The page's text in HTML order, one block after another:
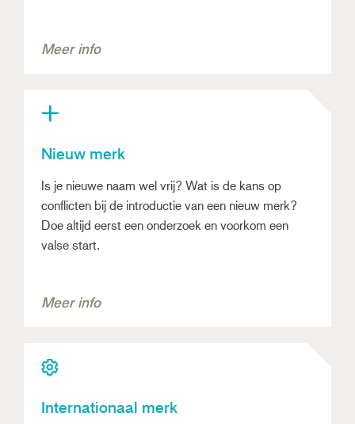
Meer info
Nieuw merk
Is je nieuwe naam wel vrij? Wat is de kans op
conflicten bij de introductie van een nieuw merk?
Doe altijd eerst een onderzoek en voorkom een
valse start.
Meer info
Internationaal merk